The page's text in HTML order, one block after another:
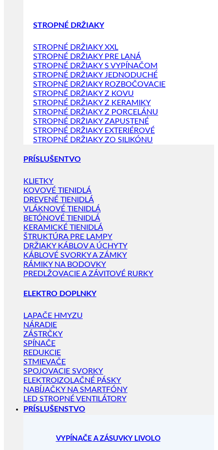
STROPNÉ DRŽIAKY
STROPNÉ DRŽIAKY XXL
STROPNÉ DRŽIAKY PRE LANÁ
STROPNÉ DRŽIAKY S VYPÍNAČOM
STROPNÉ DRŽIAKY JEDNODUCHÉ
STROPNÉ DRŽIAKY ROZBOČOVACIE
STROPNÉ DRŽIAKY Z KOVU
STROPNÉ DRŽIAKY Z KERAMIKY
STROPNÉ DRŽIAKY Z PORCELÁNU
STROPNÉ DRŽIAKY ZAPUSTENÉ
STROPNÉ DRŽIAKY EXTERIÉROVÉ
STROPNÉ DRŽIAKY ZO SILIKÓNU
PRÍSLUŠENTVO
KLIETKY
KOVOVÉ TIENIDLÁ
DREVENÉ TIENIDLÁ
VLÁKNOVÉ TIENIDLÁ
BETÓNOVÉ TIENIDLÁ
KERAMICKÉ TIENIDLÁ
ŠTRUKTÚRA PRE LAMPY
DRŽIAKY KÁBLOV A ÚCHYTY
KÁBLOVÉ SVORKY A ZÁMKY
RÁMIKY NA BODOVKY
PREDLŽOVACIE A ZÁVITOVÉ RURKY
ELEKTRO DOPLNKY
LAPAČE HMYZU
NÁRADIE
ZÁSTRČKY
SPÍNAČE
REDUKCIE
STMIEVAČE
SPOJOVACIE SVORKY
ELEKTROIZOLAČNÉ PÁSKY
NABÍJAČKY NA SMARTFÓNY
LED STROPNÉ VENTILÁTORY
PRÍSLUŠENSTVO
VYPÍNAČE A ZÁSUVKY LIVOLO